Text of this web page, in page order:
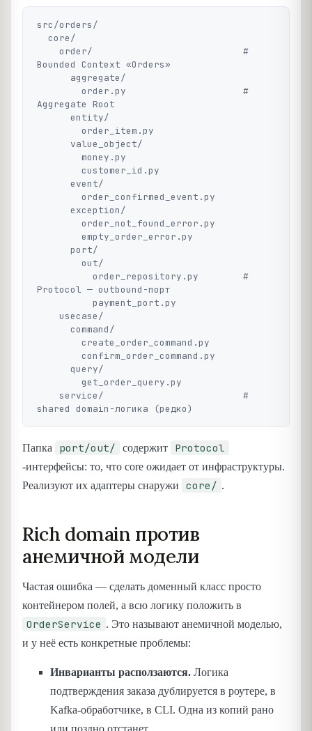
src/orders/
Bounded Context «Orders»
Aggregate Root
Protocol — outbound-порт
Папка port/out/ содержит Protocol
-интерфейсы: то, что core ожидает от инфраструктуры.
Реализуют их адаптеры снаружи
core/ .
Rich domain против
анемичной модели
Частая ошибка — сделать доменный класс просто
контейнером полей, а всю логику положить в
OrderService . Это называют анемичной моделью,
и у неё есть конкретные проблемы:
Инварианты расползаются. Логика
подтверждения заказа дублируется в роутере, в
Kafka-обработчике, в CLI. Одна из копий рано
или поздно отстанет.